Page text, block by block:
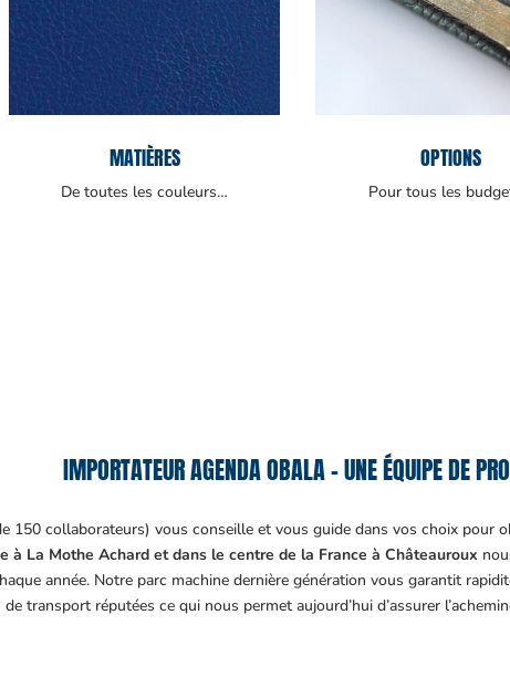
MATIÈRES
De toutes les couleurs…
OPTIONS
Pour tous les
IMPORTATEUR AGENDA OBALA – UNE ÉQUIPE DE
150 collaborateurs) vous conseille et vous guide dans vos choix pour
à La Mothe Achard et dans le centre de la France à Châteauroux
année. Notre parc machine dernière génération vous garantit
transport réputées ce qui nous permet aujourd’hui d’assurer